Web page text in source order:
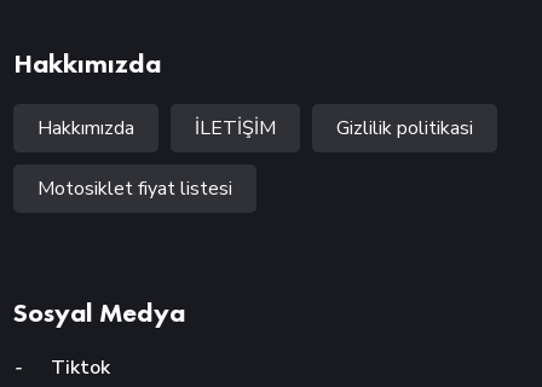
Hakkımızda
Hakkımızda İLETİŞİM Gizlilik politikasi
Motosiklet fiyat listesi
Sosyal Medya
-
Tiktok